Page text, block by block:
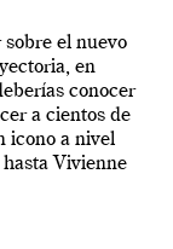
el nuevo
en
conocer
a cientos de
icono a nivel
Vivienne